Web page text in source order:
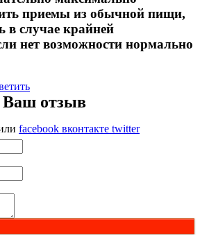
приемы из обычной пищи,
в случае крайней
нет возможности нормально
Ваш отзыв
facebook вконтакте twitter